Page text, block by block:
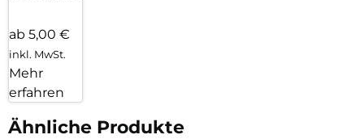
ab 5,00 €
inkl. MwSt.
Mehr
erfahren
Ähnliche Produkte